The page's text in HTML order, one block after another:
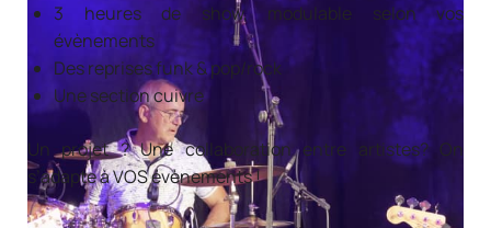
3 heures de show, modulable selon vos
évènements
Des reprises funk & pop/rock
Une section cuivre
Un projet ? Une collaboration entre artistes? On
s’adapte à VOS évènements !